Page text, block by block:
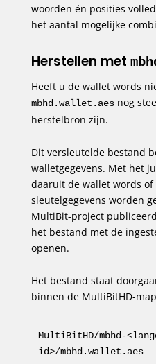
woorden én posities
het aantal mogelijke
Herstellen met
Heeft u de wallet words
mbhd.wallet.aesnog
herstelbron zijn.
Dit versleutelde bestand
walletgegevens. Met het
daaruit de wallet words
sleutelgegevens worden
MultiBit-project
het bestand met de
openen.
Het bestand staat
binnen de MultiBitHD-
MultiBitHD/mbhd-
id>/mbhd.wallet.aes